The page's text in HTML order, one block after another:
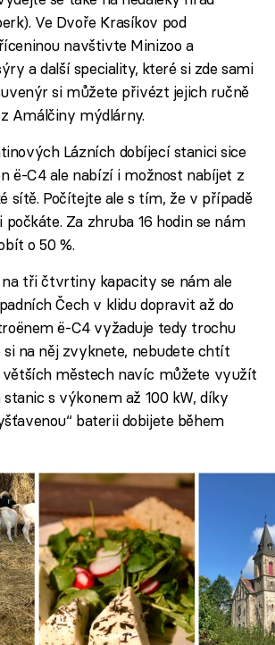
Ve Dvoře Krasíkov pod
navštivte Minizoo a
a další speciality, které si zde sami
si můžete přivézt jejich ručně
Amálčiny mýdlárny.
Lázních dobíjecí stanici sice
ë-C4 ale nabízí i možnost nabíjet z
sítě. Počítejte ale s tím, že v případě
Za zhruba 16 hodin se nám
o 50 %.
tři čtvrtiny kapacity se nám ale
Čech v klidu dopravit až do
ë-C4 vyžaduje tedy trochu
si na něj zvyknete, nebudete chtít
větších městech navíc můžete využít
s výkonem až 100 kW, díky
baterii dobijete během